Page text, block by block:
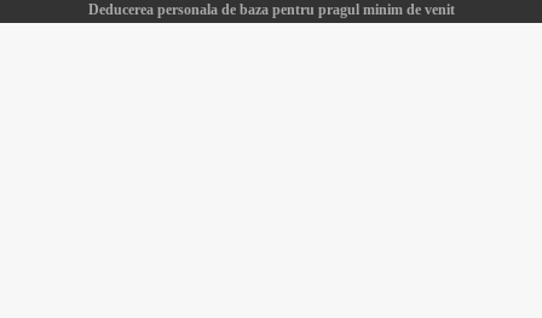
Deducerea personala de baza pentru pragul minim de venit